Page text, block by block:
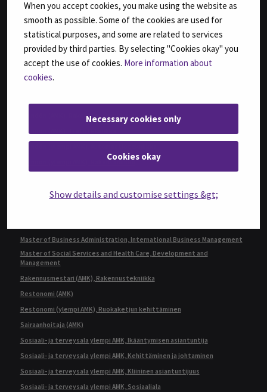
When you accept cookies, you make using the website as
smooth as possible. Some of the cookies are used for
statistical purposes, and some are related to services
provided by third parties. By selecting "Cookies okay" you
accept the use of cookies. More information about
cookies.
Necessary cookies only
Cookies okay
Show details and customise settings &gt;
Fysioterapeutti (AMK)
Geronomi (AMK)
Insinööri (AMK), Automaatiotekniikka
Insinööri (AMK), Bio- ja elintarviketekniikka
Insinööri (AMK), Rakennustekniikka
Insinööri (ylempi AMK), Rakentaminen
Insinööri (ylempi AMK), Teknologiaosaamisen johtaminen
Master of Business Administration, International Business Management
Master of Social Services and Health Care, Development and
Management
Rakennusmestari (AMK), Rakennustekniikka
Restonomi (AMK)
Restonomi (ylempi AMK), Ruokaketjun kehittäminen
Sairaanhoitaja (AMK)
Sosiaali- ja terveysala ylempi AMK, Ikääntymisen asiantuntija
Sosiaali- ja terveysala ylempi AMK, Kehittäminen ja johtaminen
Sosiaali- ja terveysala ylempi AMK, Kliininen asiantuntijuus
Sosiaali- ja terveysala ylempi AMK, Sosiaaliala